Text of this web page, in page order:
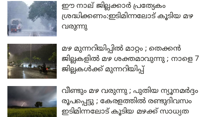
ഈ നാല് ജില്ലക്കാർ പ്രത്യേകം
ശ്രദ്ധിക്കണം:ഇടിമിന്നലോട് കൂടിയ മഴ
വരുന്നു
മഴ മുന്നറിയിപ്പിൽ മാറ്റം ; തെക്കൻ
ജില്ലകളിൽ മഴ ശക്തമാവുന്നു ; നാളെ 7
ജില്ലകൾക്ക് മുന്നറിയിപ്പ്
വീണ്ടും മഴ വരുന്നു ; പുതിയ ന്യൂനമർദ്ദം
രൂപപ്പെട്ടു ; കേരളത്തിൽ രണ്ടുദിവസം
ഇടിമിന്നലോട് കൂടിയ മഴക്ക് സാധ്യത